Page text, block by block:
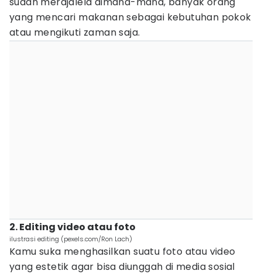
yang mencari makanan sebagai kebutuhan pokok
atau mengikuti zaman saja.
2. Editing video atau foto
ilustrasi editing (pexels.com/Ron Lach)
Kamu suka menghasilkan suatu foto atau video
yang estetik agar bisa diunggah di media sosial